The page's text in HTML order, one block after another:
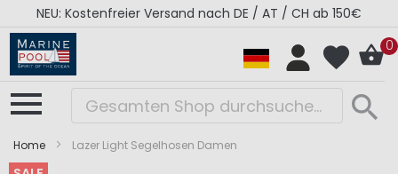
NEU: Kostenfreier Versand nach DE / AT / CH ab 150€
0
Home Lazer Light Segelhosen Damen